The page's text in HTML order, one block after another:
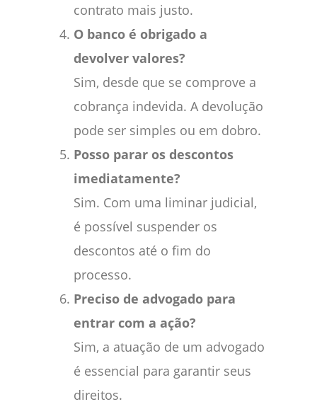
contrato mais justo.
O banco é obrigado a
devolver valores?
Sim, desde que se comprove a
cobrança indevida. A devolução
pode ser simples ou em dobro.
Posso parar os descontos
imediatamente?
Sim. Com uma liminar judicial,
é possível suspender os
descontos até o fim do
processo.
Preciso de advogado para
entrar com a ação?
Sim, a atuação de um advogado
é essencial para garantir seus
direitos.